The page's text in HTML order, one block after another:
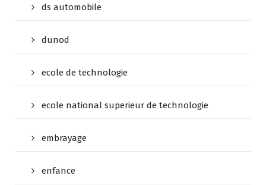
ds automobile
dunod
ecole de technologie
ecole national superieur de technologie
embrayage
enfance